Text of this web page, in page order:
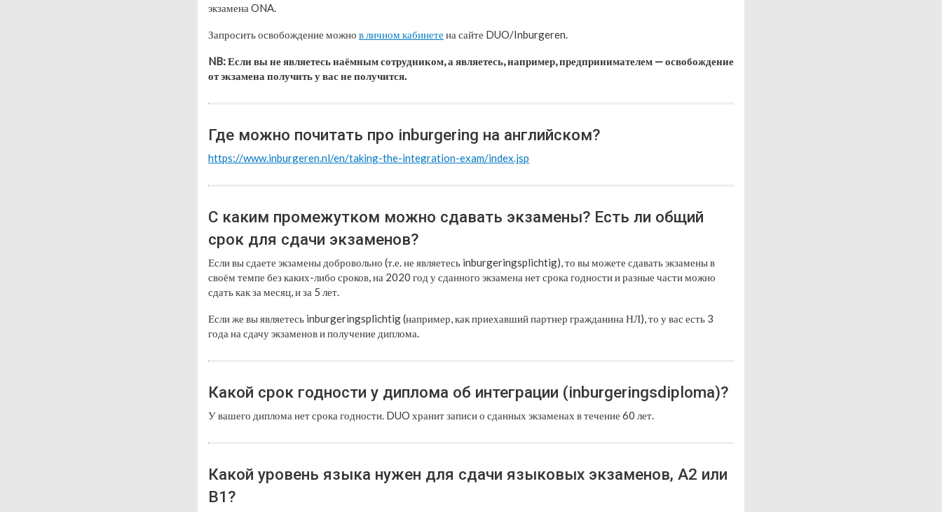
экзамена ONA.
Запросить освобождение можно в личном кабинете на сайте DUO/Inburgeren.
NB: Если вы не являетесь наёмным сотрудником, а являетесь, например, предпринимателем — освобождение
от экзамена получить у вас не получится.
Где можно почитать про inburgering на английском?
https://www.inburgeren.nl/en/taking-the-integration-exam/index.jsp
С каким промежутком можно сдавать экзамены? Есть ли общий
срок для сдачи экзаменов?
Если вы сдаете экзамены добровольно (т.е. не являетесь inburgeringsplichtig), то вы можете сдавать экзамены в
своём темпе без каких-либо сроков, на 2020 год у сданного экзамена нет срока годности и разные части можно
сдать как за месяц, и за 5 лет.
Если же вы являетесь inburgeringsplichtig (например, как приехавший партнер гражданина НЛ), то у вас есть 3
года на сдачу экзаменов и получение диплома.
Какой срок годности у диплома об интеграции (inburgeringsdiploma)?
У вашего диплома нет срока годности. DUO хранит записи о сданных экзаменах в течение 60 лет.
Какой уровень языка нужен для сдачи языковых экзаменов, A2 или
B1?